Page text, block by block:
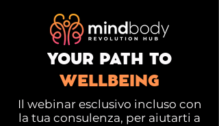
YOUR PATH TO
WELLBEING
Il webinar esclusivo incluso con
la tua consulenza, per aiutarti a